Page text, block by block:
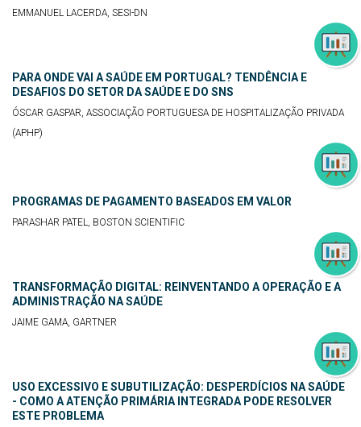
EMMANUEL LACERDA, SESI-DN
PARA ONDE VAI A SAÚDE EM PORTUGAL? TENDÊNCIA E
DESAFIOS DO SETOR DA SAÚDE E DO SNS
ÓSCAR GASPAR, ASSOCIAÇÃO PORTUGUESA DE HOSPITALIZAÇÃO PRIVADA
(APHP)
PROGRAMAS DE PAGAMENTO BASEADOS EM VALOR
PARASHAR PATEL, BOSTON SCIENTIFIC
TRANSFORMAÇÃO DIGITAL: REINVENTANDO A OPERAÇÃO E A
ADMINISTRAÇÃO NA SAÚDE
JAIME GAMA, GARTNER
USO EXCESSIVO E SUBUTILIZAÇÃO: DESPERDÍCIOS NA SAÚDE
- COMO A ATENÇÃO PRIMÁRIA INTEGRADA PODE RESOLVER
ESTE PROBLEMA